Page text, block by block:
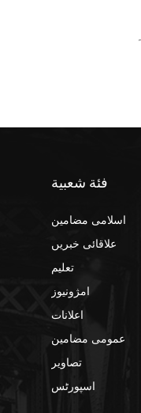
فئة شعبية
اسلامی مضامین
علاقائی خبریں
تعلیم
امژونیوز
اعلانات
عمومی مضامین
تصاویر
اسپورٹس